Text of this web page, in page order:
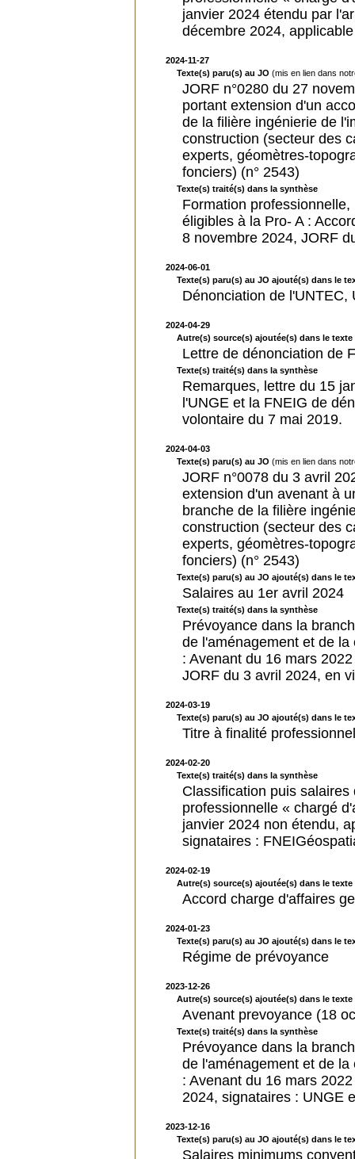
janvier 2024 étendu par
décembre 2024,
2024-11-27
Texte(s) paru(s) au JO (mis en lien dans
JORF n°0280 du 27
portant extension d'un
de la filière ingénierie de
construction (secteur des
experts, géomètres-
fonciers) (n° 2543)
Texte(s) traité(s) dans la synthèse
Formation
éligibles à la Pro- A :
8 novembre 2024, JORF
2024-06-01
Texte(s) paru(s) au JO ajouté(s) dans le
Dénonciation de l'UNTEC,
2024-04-29
Autre(s) source(s) ajoutée(s) dans le
Lettre de dénonciation de
Texte(s) traité(s) dans la synthèse
Remarques, lettre du 15
l'UNGE et la FNEIG de
volontaire du 7 mai 2019.
2024-04-03
Texte(s) paru(s) au JO (mis en lien dans
JORF n°0078 du 3 avril
extension d'un avenant à
branche de la filière
construction (secteur des
experts, géomètres-
fonciers) (n° 2543)
Texte(s) paru(s) au JO ajouté(s) dans le
Salaires au 1er avril 2024
Texte(s) traité(s) dans la synthèse
Prévoyance dans la
de l'aménagement et de
: Avenant du 16 mars
JORF du 3 avril 2024, en
2024-03-19
Texte(s) paru(s) au JO ajouté(s) dans le
Titre à finalité
2024-02-20
Texte(s) traité(s) dans la synthèse
Classification puis
professionnelle « chargé
janvier 2024 non étendu,
signataires :
2024-02-19
Autre(s) source(s) ajoutée(s) dans le
Accord charge d'affaires
2024-01-23
Texte(s) paru(s) au JO ajouté(s) dans le
Régime de prévoyance
2023-12-26
Autre(s) source(s) ajoutée(s) dans le
Avenant prevoyance (18
Texte(s) traité(s) dans la synthèse
Prévoyance dans la
de l'aménagement et de
: Avenant du 16 mars
2024, signataires : UNGE
2023-12-16
Texte(s) paru(s) au JO ajouté(s) dans le
Salaires minimums